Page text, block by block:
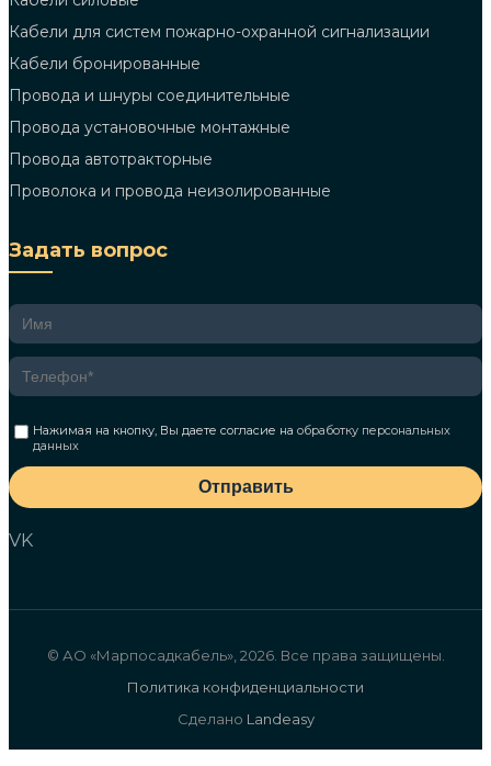
Кабели для систем пожарно-охранной сигнализации
Кабели бронированные
Провода и шнуры соединительные
Провода установочные монтажные
Провода автотракторные
Проволока и провода неизолированные
Задать вопрос
Нажимая на кнопку, Вы даете согласие наобработку персональных
данных
Отправить
VK
© АО «Марпосадкабель», 2026. Все права защищены.
Политика конфиденциальности
Сделано Landeasy